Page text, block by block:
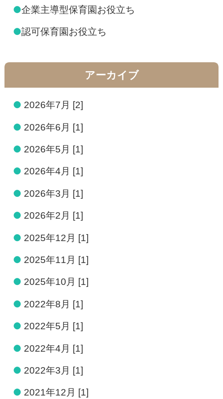
●企業主導型保育園お役立ち
●認可保育園お役立ち
アーカイブ
● 2026年7月 [2]
● 2026年6月 [1]
● 2026年5月 [1]
● 2026年4月 [1]
● 2026年3月 [1]
● 2026年2月 [1]
● 2025年12月 [1]
● 2025年11月 [1]
● 2025年10月 [1]
● 2022年8月 [1]
● 2022年5月 [1]
● 2022年4月 [1]
● 2022年3月 [1]
● 2021年12月 [1]